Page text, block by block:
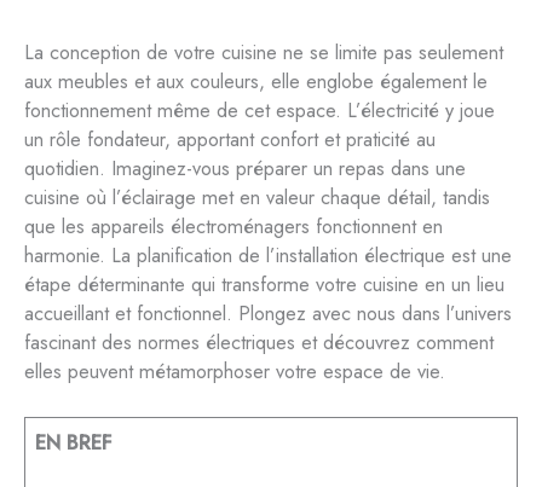
La conception de votre cuisine ne se limite pas seulement
aux meubles et aux couleurs, elle englobe également le
fonctionnement même de cet espace. L’électricité y joue
un rôle fondateur, apportant confort et praticité au
quotidien. Imaginez-vous préparer un repas dans une
cuisine où l’éclairage met en valeur chaque détail, tandis
que les appareils électroménagers fonctionnent en
harmonie. La planification de l’installation électrique est une
étape déterminante qui transforme votre cuisine en un lieu
accueillant et fonctionnel. Plongez avec nous dans l’univers
fascinant des normes électriques et découvrez comment
elles peuvent métamorphoser votre espace de vie.
EN BREF